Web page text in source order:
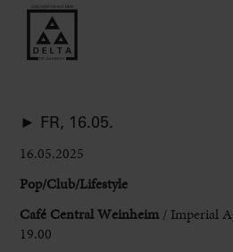
► FR, 16.05.
16.05.2025
Pop/Club/Lifestyle
Café Central Weinheim / Imperial
19.00